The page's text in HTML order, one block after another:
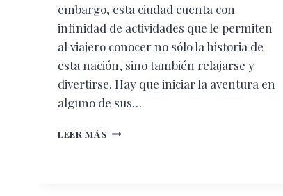
embargo, esta ciudad cuenta con
infinidad de actividades que le permiten
al viajero conocer no sólo la historia de
esta nación, sino también relajarse y
divertirse. Hay que iniciar la aventura en
alguno de sus…
LEER MÁS OTTAWA: